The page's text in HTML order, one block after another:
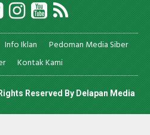
Info Iklan
Pedoman Media Siber
Kontak Kami
Reserved ByDelapan Media